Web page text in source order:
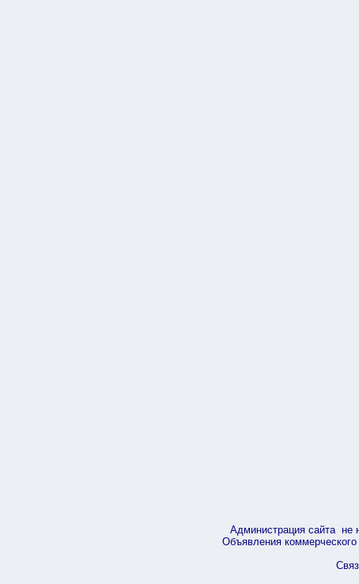
Администрация сайта не
Объявления коммерческого